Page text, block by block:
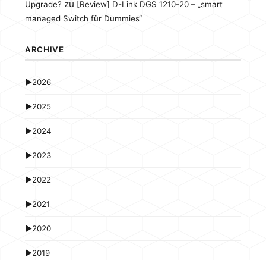
Upgrade? zu [Review] D-Link DGS 1210-20 – „smart
managed Switch für Dummies“
ARCHIVE
►2026
►2025
►2024
►2023
►2022
►2021
►2020
►2019